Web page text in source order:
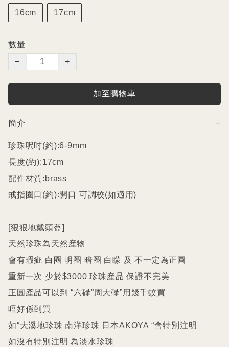
16cm 17cm
數量
−
+
加至購物車
簡介 −
珍珠呎吋(約):6-9mm
長度(約):17cm
配件材質:brass
戒指圈口(約):開口 可調校(如適用)
[狠狠地戴頭盔]
天然珍珠為天然産物
會有瑕疵 白圈 明圈 暗圈 白矇 及 不一定為正圓
重新一次 少於$3000 珍珠産品 保證不完美
正圓產品可以到 “六碌”周大碌”用幾千蚊買
唔好係到買
如“大溪地珍珠 南洋珍珠 日本AKOYA “會特別注明
如沒有特別注明 為淡水珍珠